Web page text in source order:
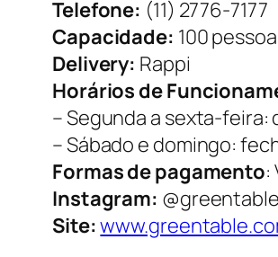
Telefone: (11) 2776-7177
Capacidade: 100
Delivery: Rappi
Horários de
– Segunda a sexta-feira:
– Sábado e domingo:
Formas de pagamento:
Instagram:
Site: